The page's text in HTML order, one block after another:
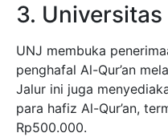
3.
UNJ membuka
penghafal Al-Qur’an
Jalur ini juga
para hafiz Al-Qur’an,
Rp500.000.